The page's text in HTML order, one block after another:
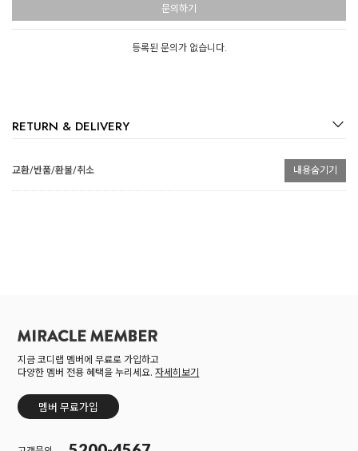
문의하기
등록된 문의가 없습니다.
RETURN & DELIVERY
교환/반품/환불/취소 내용숨기기
지금 코디랩 멤버에 무료로 가입하고
다양한 멤버 전용 혜택을 누리세요.자세히보기
멤버 무료가입